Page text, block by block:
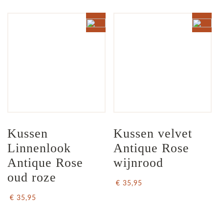
Kussen
Linnenlook
Antique Rose
oud roze
€ 35,95
Kussen velvet
Antique Rose
wijnrood
€ 35,95